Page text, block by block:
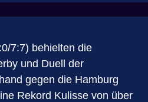
7:7) behielten die
und Duell der
gegen die Hamburg
Rekord Kulisse von über